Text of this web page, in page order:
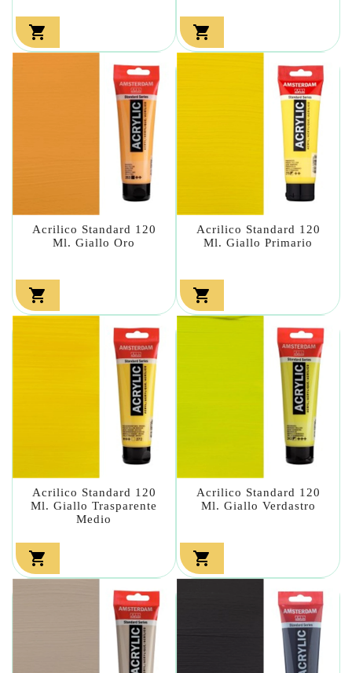
 
Acrilico Standard 120
Ml. Giallo Oro

Acrilico Standard 120
Ml. Giallo Primario

Acrilico Standard 120
Ml. Giallo Trasparente
Medio

Acrilico Standard 120
Ml. Giallo Verdastro
